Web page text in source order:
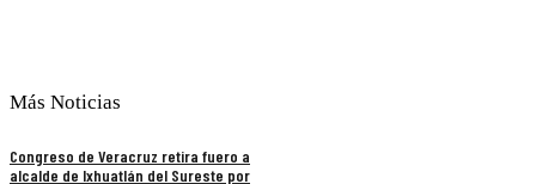
Más Noticias
Congreso de Veracruz retira fuero a
alcalde de Ixhuatlán del Sureste por